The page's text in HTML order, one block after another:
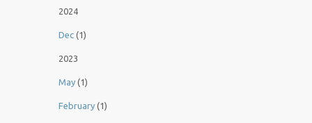
2024
Dec (1)
2023
May (1)
February (1)